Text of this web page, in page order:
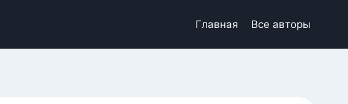
Главная Все авторы